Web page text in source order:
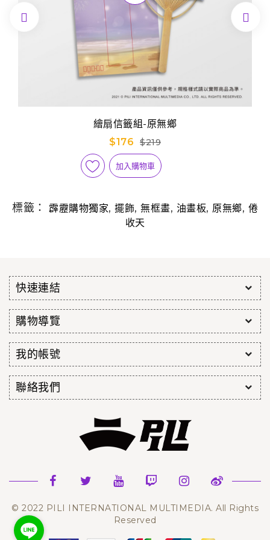
繪扇信籤組-原無鄉
$176
$219
加入購物車
 
標籤： 霹靂購物獨家, 擺飾, 無框畫, 油畫板, 原無鄉, 倦
收天
快速連結
購物導覽
我的帳號
聯絡我們
© 2022 PILI INTERNATIONAL MULTIMEDIA. All Rights
Reserved